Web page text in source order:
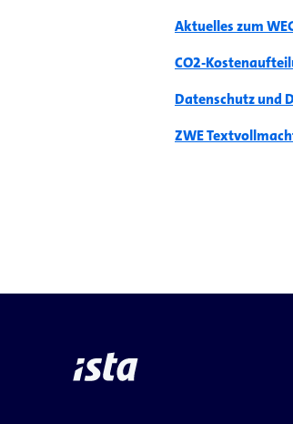
Aktuelles zum
CO2-
Datenschutz und
ZWE